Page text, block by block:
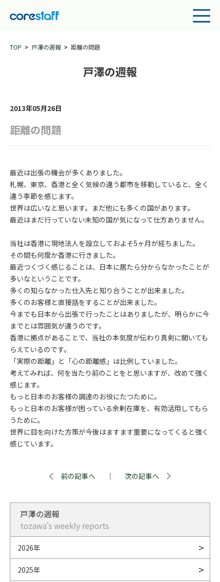
TOP 戸澤の週報 距離の問題
戸澤の週報
2013年05月26日
距離の問題
最近は出張の機会が多くありました。
札幌、東京、香港と全く気候の違う都市を移動していると、全く
違う季節を感じます。
世界は広いなと思います。まだ他にも多くの国があります。
最近はまだ行っていない未知の国が気になって仕方ありません。
当社は香港に現地法人を設立しておよそ5ヶ月が経ちました。
その間も何度か香港に行きました。
最近つくづく感じることは、日本に居たら分からなかったことが
多いなということです。
多くの知らなかった仕入先と知り合うことが出来ました。
多くのお客様と直接話をすることが出来ました。
今までも日本から出張で行ったことはありましたが、明らかに今
までとは雰囲気が違うのです。
香港に拠点があることで、当社の本気度が伝わり真剣に聞いても
らえているのです。
「実際の距離」と「心の距離感」は比例していました。
考えてみれば、何を当たり前のことをと思いますが、改めて強く
感じます。
もっと日本のお客様の調達のお役にたつために。
もっと日本のお客様が困っている余剰在庫を、有効活用してもら
うために。
世界に目を向けた方策が今後はますます重要になってくると強く
感じています。
前の記事へ ｜ 次の記事へ
戸澤の週報
tozawa's weekly reports
2026年
2025年